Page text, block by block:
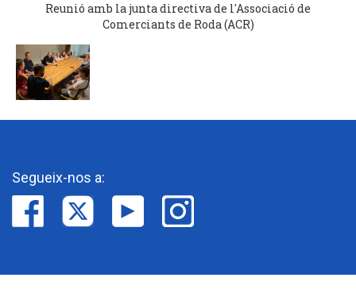
Reunió amb la junta directiva de l'Associació de
Comerciants de Roda (ACR)
Segueix-nos a: